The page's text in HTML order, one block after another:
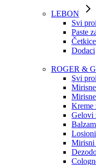
LEBON
Svi
Paste
Dodaci
ROGER &
Şvi
Kreme
Gelovi
Mirisni